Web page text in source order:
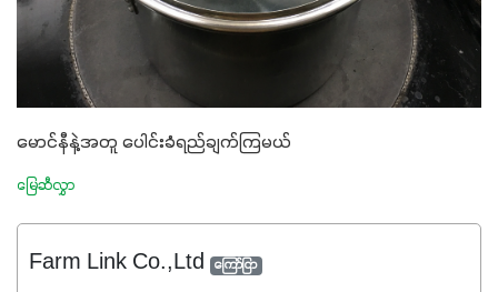
မောင်နီနဲ့အတူ ပေါင်းခံရည်ချက်ကြမယ်
မြေဆီလွှာ
Farm Link Co.,Ltd ကြော်ငြာ